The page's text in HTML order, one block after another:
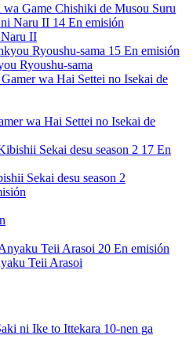
wa Game Chishiki de Musou Suru
14 En emisión
Naru II
15 En emisión
Ryoushu-sama
wa Hai Settei no Isekai de
17 En
Sekai desu season 2
20 En emisión
Teii Arasoi